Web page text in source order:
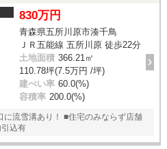
830万円
青森県五所川原市湊千鳥
ＪＲ五能線 五所川原 徒歩22分
土地面積 366.21㎡
110.78坪(7.5万円 /坪)
建ぺい率 60.0(%)
容積率 200.0(%)
流雪溝あり！ ■住宅のみならず店舗
込有